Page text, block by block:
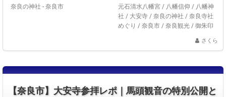
奈良の神社 - 奈良市 元石清水八幡宮 / 八幡信仰 / 八幡神
社 / 大安寺 / 奈良の神社 / 奈良寺社
めぐり / 奈良市 / 奈良観光 / 御朱印
さくら
【奈良市】大安寺参拝レポ｜馬頭観音の特別公開と